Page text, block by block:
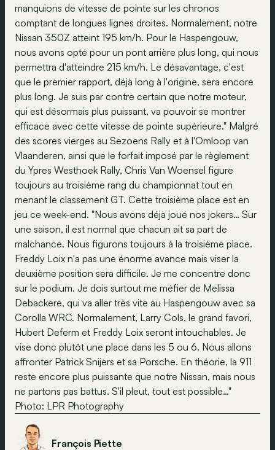
manquions de vitesse de pointe sur les chronos
comptant de longues lignes droites. Normalement, notre
Nissan 350Z atteint 195 km/h. Pour le Haspengouw,
nous avons opté pour un pont arrière plus long, qui nous
permettra d'atteindre 215 km/h. Le désavantage, c'est
que le premier rapport, déjà long à l'origine, sera encore
plus long. Je suis par contre certain que notre moteur,
qui est désormais plus puissant, va pouvoir se montrer
efficace avec cette vitesse de pointe supérieure." Malgré
des scores vierges au Sezoens Rally et à l'Omloop van
Vlaanderen, ainsi que le forfait imposé par le règlement
du Ypres Westhoek Rally, Chris Van Woensel figure
toujours au troisième rang du championnat tout en
menant le classement GT. Cette troisième place est en
jeu ce week-end. "Nous avons déjà joué nos jokers… Sur
une saison, il est normal que chacun ait sa part de
malchance. Nous figurons toujours à la troisième place.
Freddy Loix n'a pas une énorme avance mais viser la
deuxième position sera difficile. Je me concentre donc
sur le podium. Je dois surtout me méfier de Melissa
Debackere, qui va aller très vite au Haspengouw avec sa
Corolla WRC. Normalement, Larry Cols, le grand favori,
Hubert Deferm et Freddy Loix seront intouchables. Je
vise donc plutôt une place dans les 5 ou 6. Nous allons
affronter Patrick Snijers et sa Porsche. En théorie, la 911
reste encore plus puissante que notre Nissan, mais nous
ne partons pas battus. S'il pleut, tout est possible…"
Photo: LPR Photography
François Piette